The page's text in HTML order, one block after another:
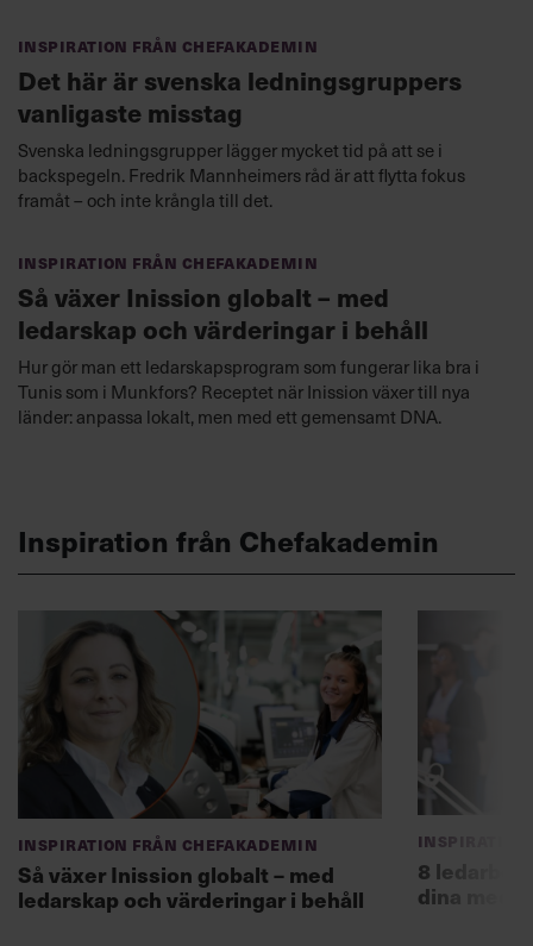
Inspiration från Chefakademin
Det här är svenska ledningsgruppers
vanligaste misstag
Svenska ledningsgrupper lägger mycket tid på att se i
backspegeln. Fredrik Mannheimers råd är att flytta fokus
framåt – och inte krångla till det.
Inspiration från Chefakademin
Så växer Inission globalt – med
ledarskap och värderingar i behåll
Hur gör man ett ledarskapsprogram som fungerar lika bra i
Tunis som i Munkfors? Receptet när Inission växer till nya
länder: anpassa lokalt, men med ett gemensamt DNA.
Inspiration från Chefakademin
Inspiration från Chefakademin
Så växer Inission globalt – med
ledarskap och värderingar i behåll
Inspiration
8
dina